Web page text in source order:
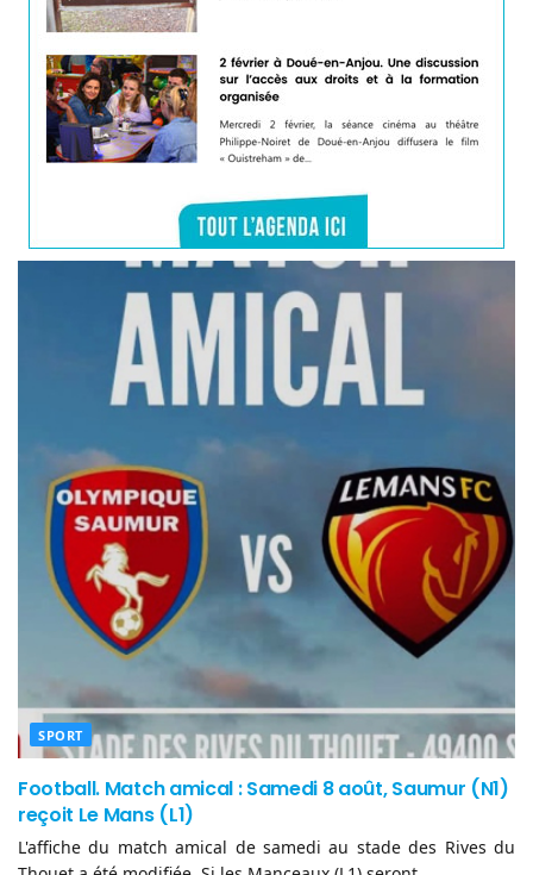
SPORT
Football. Match amical : Samedi 8 août, Saumur (N1)
reçoit Le Mans (L1)
L'affiche du match amical de samedi au stade des Rives du